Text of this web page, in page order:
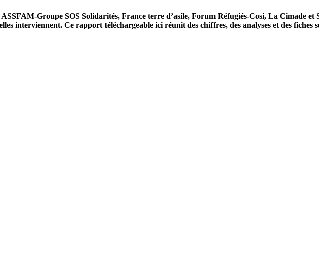
Groupe SOS Solidarités, France terre d’asile, Forum Réfugiés-Cosi, La Cimade
interviennent. Ce rapport téléchargeable ici réunit des chiffres, des analyses et des